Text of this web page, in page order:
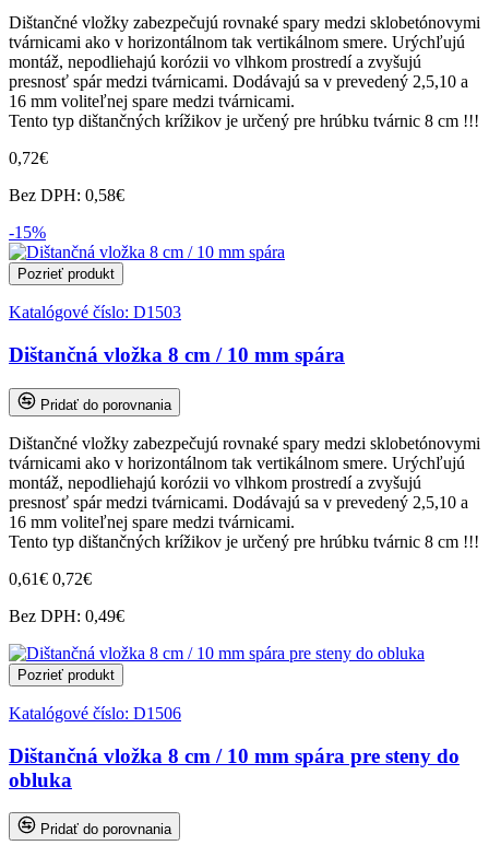
Dištančné vložky zabezpečujú rovnaké spary medzi sklobetónovymi
tvárnicami ako v horizontálnom tak vertikálnom smere. Urýchľujú
montáž, nepodliehajú korózii vo vlhkom prostredí a zvyšujú
presnosť spár medzi tvárnicami. Dodávajú sa v prevedený 2,5,10 a
16 mm voliteľnej spare medzi tvárnicami.
Tento typ dištančných krížikov je určený pre hrúbku tvárnic 8 cm !!!
0,72€
Bez DPH: 0,58€
-15%
Pozrieť produkt
Katalógové číslo: D1503
Dištančná vložka 8 cm / 10 mm spára
Pridať do porovnania
Dištančné vložky zabezpečujú rovnaké spary medzi sklobetónovymi
tvárnicami ako v horizontálnom tak vertikálnom smere. Urýchľujú
montáž, nepodliehajú korózii vo vlhkom prostredí a zvyšujú
presnosť spár medzi tvárnicami. Dodávajú sa v prevedený 2,5,10 a
16 mm voliteľnej spare medzi tvárnicami.
Tento typ dištančných krížikov je určený pre hrúbku tvárnic 8 cm !!!
0,61€ 0,72€
Bez DPH: 0,49€
Pozrieť produkt
Katalógové číslo: D1506
Dištančná vložka 8 cm / 10 mm spára pre steny do
obluka
Pridať do porovnania